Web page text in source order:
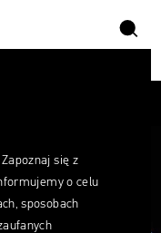
szukaj
się z
o celu
sposobach